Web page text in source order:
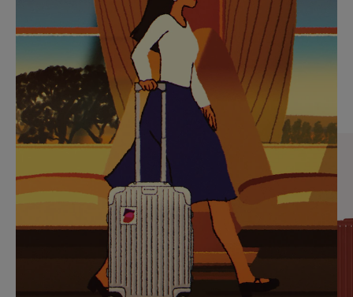
PLAYED,
PLEASE
PRESS
TO
PAUSE
IT
MUTED,
PLEASE
PRESS
TO
UNMUTE
IT
厳選されたギフトセレクション
あらゆる旅に寄り添う究極の
パートナーを見つけましょう